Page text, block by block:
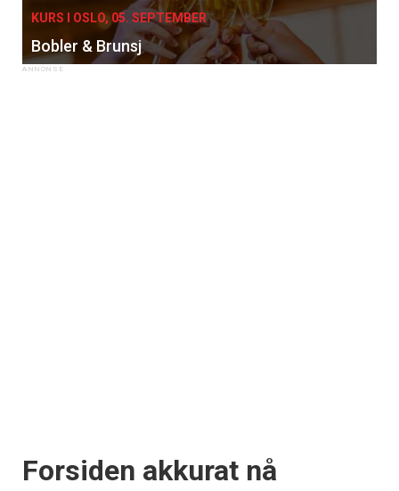
KURS I OSLO, 05. SEPTEMBER
Bobler & Brunsj
Forsiden akkurat nå